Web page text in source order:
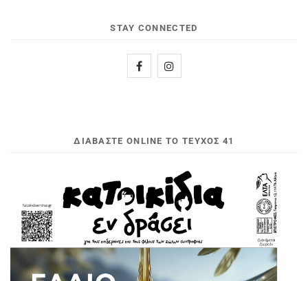
STAY CONNECTED
ΔΙΑΒΆΣΤΕ ONLINE ΤΟ ΤΕΎΧΟΣ 41